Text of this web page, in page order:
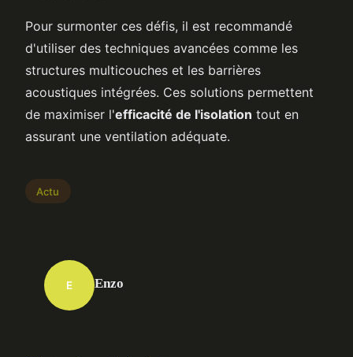
Pour surmonter ces défis, il est recommandé
d'utiliser des techniques avancées comme les
structures multicouches et les barrières
acoustiques intégrées. Ces solutions permettent
de maximiser l'efficacité de l'isolation tout en
assurant une ventilation adéquate.
Actu
E Enzo